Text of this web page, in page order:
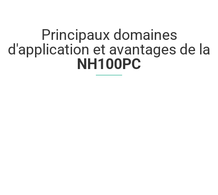
Principaux domaines
d'application et avantages de la
NH100PC